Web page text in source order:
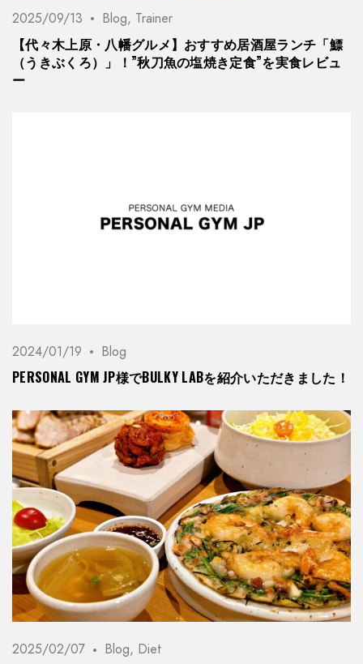
2025/09/13 Blog, Trainer
【代々木上原・八幡グルメ】おすすめ居酒屋ランチ「鰾
（うきぶくろ）」！”秋刀魚の塩焼き定食”を実食レビュ
ー
2024/01/19 Blog
PERSONAL GYM JP様でBULKY LABを紹介いただきました！
2025/02/07 Blog, Diet